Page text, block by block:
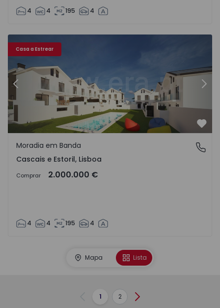
4 4 195 4
Casa a Estrear
- 21
Moradia em Banda T4 Cascais, Cascais e Estoril -
Anterior
Cascais e Estoril, Lisboa
Moradia em Banda
Cascais e Estoril, Lisboa
Comprar 2.000.000 €
4 4 195 4
Mapa Lista
Anterior
1 2 Seguinte